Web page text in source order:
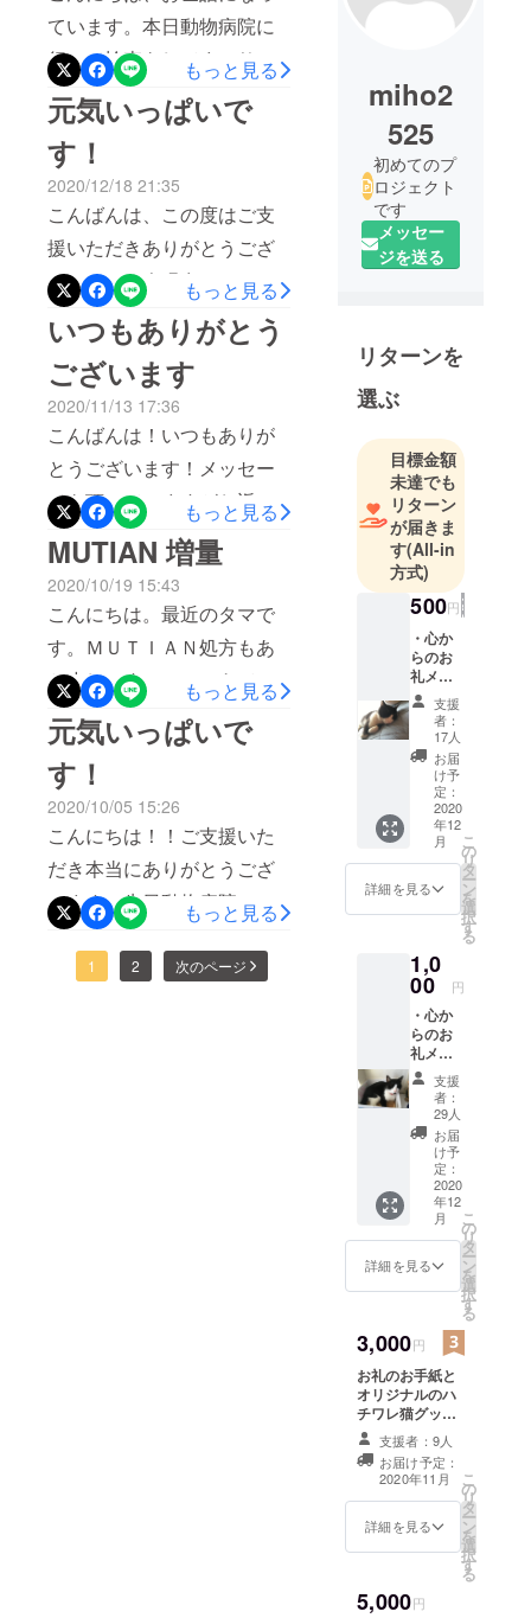
ています。本日動物病院に
行って検査をしてまいりま
した。検査結果は良好で寛
解になりました。三途の川
を腰までどっぷりつかった
タマが元気にもどってきま
した。本当によかった。長
生きしてね！支援して下
さった皆様本当にありがと
うございました。タマ元気
になりました。
もっと見る
元気いっぱいで
す！
2020/12/18 21:35
こんばんは、この度はご支
援いただきありがとうござ
いました。今現在のタマな
のですが、元気いっぱいで
す！！毎日家の中を走り
回っています。数日前、窓
をこじ開けて脱走しなんと
鳥をとってきました。それ
ぐらい元気になっていま
す。次は2月頃に再検査をし
て寛解になります(*^_^*)元
気になって本当によかった
ね。
もっと見る
いつもありがとう
ございます
2020/11/13 17:36
こんばんは！いつもありが
とうございます！メッセー
ジを頂いていますがお返事
ができずに申し訳ありませ
ん。twetterの件なのです
が、twetter
tama02060271https://twitter.
com/tama02060271にて活
動の近況を報告させていた
だいてます。最近のタマな
のですが、昨日ＭＵＴＩＡ
Ｎ投薬84日目が終了しまし
た。このまま2.3日様子を見
て元気なら寛解になりま
す。もし元気がなくなるよ
うならＦＩＰ再発になりま
す。今はたくさんご飯を食
もっと見る
MUTIAN 増量
2020/10/19 15:43
こんにちは。最近のタマで
す。ＭＵＴＩＡＮ処方もあ
と少しです。ここにきて食
欲が爆発し体重がようやく
増えてきました。ここ一か
月で3.5キロからなんと4.5キ
ロに増量です。元気になっ
てくれて嬉しいけどＭＵＴ
ＩＡＮ増量です。検査結果
です。貧血のお薬卒業にな
りました。輸血しないと
もって一週間と言われてか
もっと見る
元気いっぱいで
す！
2020/10/05 15:26
こんにちは！！ご支援いた
だき本当にありがとうござ
います。先日動物病院に
行ってきました。がんばっ
てお薬を続けた結果心配し
もっと見る
1 2 次のページ
miho2
525
初めてのプ
ロジェクト
です
メッセー
ジを送る
リターンを
選ぶ
目標金額
未達でも
リターン
が届きま
す(All-in
方式)
500円
・心か
らのお
礼メー
ル ・写
真1枚添
付（ラ
ンダ
ム） ・
「活動
報告」
機能を
使い、
経過報
告をい
たしま
す。
支援
者：
17人
お届
け予
定：
2020
年12
月
詳細を見る
こ
の
リ
タ
ー
ン
を
選
択
す
る
1,0
00 円
・心か
らのお
礼メー
ル ・写
真2枚添
付（ラ
ンダ
ム） ・
「活動
報告」
機能を
使い、
経過報
告をい
たしま
す。
支援
者：
29人
お届
け予
定：
2020
年12
月
詳細を見る
こ
の
リ
タ
ー
ン
を
選
択
す
る
3,000円
お礼のお手紙と
オリジナルのハ
チワレ猫グッズ
を送らせて頂こ
うと思います。
（準備ができ次
第更新しま
す。） ※指定の
住所へ発送しま
支援者：9人
お届け予定：
2020年11月
詳細を見る
こ
の
リ
タ
ー
ン
を
選
択
す
る
5,000円